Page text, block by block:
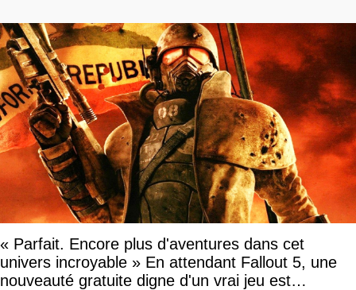
« Parfait. Encore plus d'aventures dans cet
univers incroyable » En attendant Fallout 5, une
nouveauté gratuite digne d'un vrai jeu est